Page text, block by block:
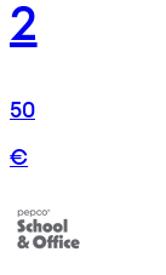
2
50
€